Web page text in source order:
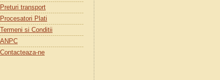
Preturi transport
Procesatori Plati
Termeni si Conditii
ANPC
Contacteaza-ne